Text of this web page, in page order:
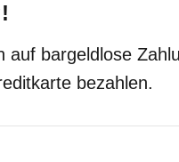
auf bargeldlose
bezahlen.